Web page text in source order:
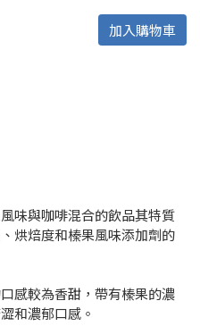
加入購物車
味與咖啡混合的飲品其特質
烘焙度和榛果風味添加劑的
感較為香甜，帶有榛果的濃
和濃郁口感。